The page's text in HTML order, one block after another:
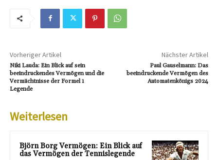
Vorheriger Artikel
Niki Lauda: Ein Blick auf sein
beeindruckendes Vermögen und die
Vermächtnisse der Formel 1
Legende
Nächster Artikel
Paul Gauselmann: Das
beeindruckende Vermögen des
Automatenkönigs 2024
Weiterlesen
Björn Borg Vermögen: Ein Blick auf
das Vermögen der Tennislegende